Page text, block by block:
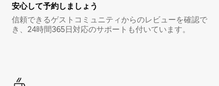
安心して予約しましょう
信頼できるゲストコミュニティからのレビューを確認で
き、24時間365日対応のサポートも付いています。